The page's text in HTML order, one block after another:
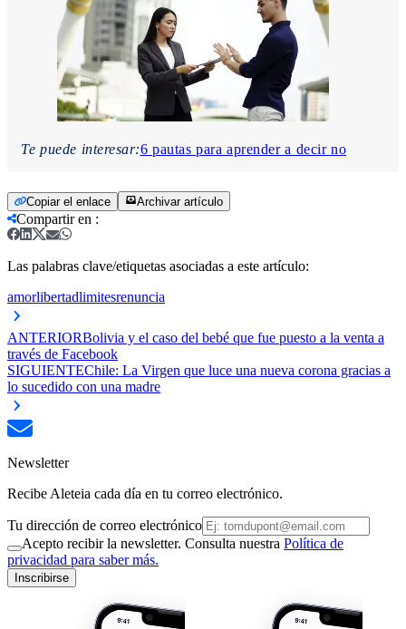
Te puede interesar:6 pautas para aprender a decir no
Copiar el enlace Archivar artículo
Compartir en :
Las palabras clave/etiquetas asociadas a este artículo:
amorlibertadlimitesrenuncia
ANTERIORBolivia y el caso del bebé que fue puesto a la venta a
través de Facebook
SIGUIENTEChile: La Virgen que luce una nueva corona gracias a
lo sucedido con una madre
Newsletter
Recibe Aleteia cada día en tu correo electrónico.
Tu dirección de correo electrónico
Acepto recibir la newsletter. Consulta nuestra Política de
privacidad para saber más.
Inscribirse